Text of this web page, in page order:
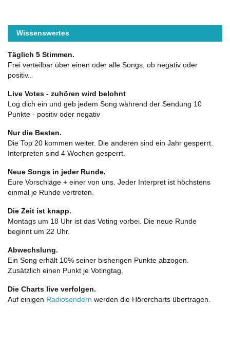
Wissenswertes
Täglich 5 Stimmen.
Frei verteilbar über einen oder alle Songs, ob negativ oder
positiv..
Live Votes - zuhören wird belohnt
Log dich ein und geb jedem Song während der Sendung 10
Punkte - positiv oder negativ
Nur die Besten.
Die Top 20 kommen weiter. Die anderen sind ein Jahr gesperrt.
Interpreten sind 4 Wochen gesperrt.
Neue Songs in jeder Runde.
Eure Vorschläge + einer von uns. Jeder Interpret ist höchstens
einmal je Runde vertreten.
Die Zeit ist knapp.
Montags um 18 Uhr ist das Voting vorbei. Die neue Runde
beginnt um 22 Uhr.
Abwechslung.
Ein Song erhält 10% seiner bisherigen Punkte abzogen.
Zusätzlich einen Punkt je Votingtag.
Die Charts live verfolgen.
Auf einigen Radiosendern werden die Hörercharts übertragen.